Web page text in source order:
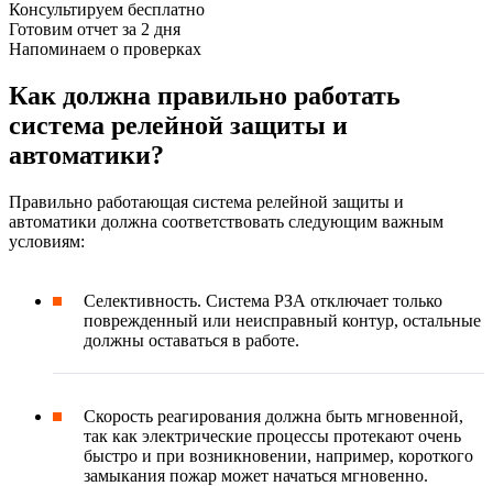
Консультируем бесплатно
Готовим отчет за 2 дня
Напоминаем о проверках
Как должна правильно работать
система релейной защиты и
автоматики?
Правильно работающая система релейной защиты и
автоматики должна соответствовать следующим важным
условиям:
Селективность. Система РЗА отключает только
поврежденный или неисправный контур, остальные
должны оставаться в работе.
Скорость реагирования должна быть мгновенной,
так как электрические процессы протекают очень
быстро и при возникновении, например, короткого
замыкания пожар может начаться мгновенно.